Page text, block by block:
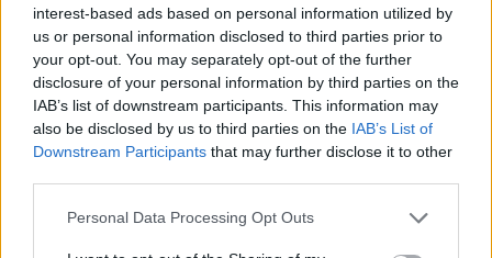
interest-based ads based on personal information utilized by
us or personal information disclosed to third parties prior to
your opt-out. You may separately opt-out of the further
disclosure of your personal information by third parties on the
IAB’s list of downstream participants. This information may
also be disclosed by us to third parties on the IAB’s List of
Downstream Participants that may further disclose it to other
Personal Data Processing Opt Outs
kai miršta žmogus. Tai atsitinka dėl laikrodžio
mechanizmo jautrumo žmogaus biolaukui (tiesiog
fizika).